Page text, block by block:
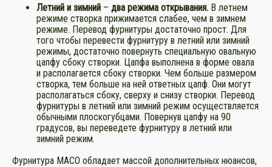
Летний и зимний – два режима открывания. В летнем
режиме створка прижимается слабее, чем в зимнем
режиме. Перевод фурнитуры достаточно прост. Для
того чтобы перевести фурнитуру в летний или зимний
режимы, достаточно повернуть специальную овальную
цапфу сбоку створки. Цапфа выполнена в форме овала
и располагается сбоку створки. Чем больше размером
створка, тем больше на ней ответных цапф. Они могут
располагаться сбоку, сверху и снизу створки. Перевод
фурнитуры в летний или зимний режим осуществляется
обычными плоскогубцами. Повернув цапфу на 90
градусов, вы переведете фурнитуру в летний или
зимний режим.
Фурнитура МАСО обладает массой дополнительных нюансов,